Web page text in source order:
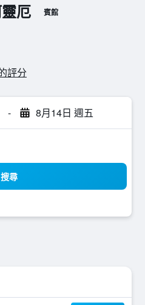
厄 賓館
評分
- 8月14日 週五
搜尋